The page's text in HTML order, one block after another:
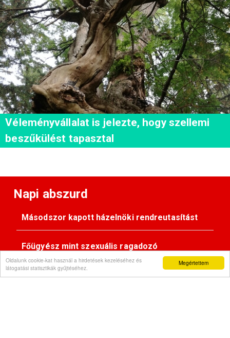
Megértettem
Oldalunk cookie-kat használ a hirdetések kezeléséhez és
látogatási statisztikák gyűjtéséhez.
Véleményvállalat is jelezte, hogy szellemi
beszűkülést tapasztal
Napi abszurd
Másodszor kapott házelnöki rendreutasítást
Főügyész mint szexuális ragadozó
Pimasz önkényúr